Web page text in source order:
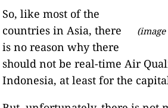
So, like most of the
countries in Asia, there
is no reason why there
should not be real-time Air
Indonesia, at least for the